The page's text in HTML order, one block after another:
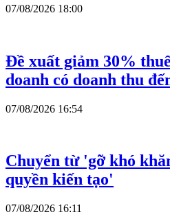
07/08/2026 18:00
Đề xuất giảm 30%
doanh có doanh thu
07/08/2026 16:54
Chuyển từ 'gỡ khó
quyền kiến tạo'
07/08/2026 16:11